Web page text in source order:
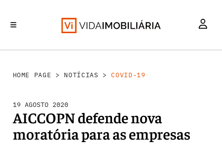
HOME PAGE > NOTÍCIAS > COVID-19
19 AGOSTO 2020
AICCOPN defende nova
moratória para as empresas